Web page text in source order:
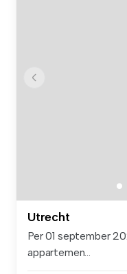
Utrecht
Per 01 september
appartemen...